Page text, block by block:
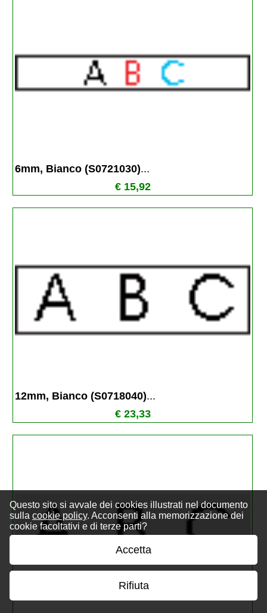
Questo sito si avvale dei cookies illustrati nel documento
sulla cookie policy. Acconsenti alla memorizzazione dei
cookie facoltativi e di terze parti?
Accetta
Rifiuta
6mm, Bianco (S0721030)...
€ 15,92
12mm, Bianco (S0718040)...
€ 23,33